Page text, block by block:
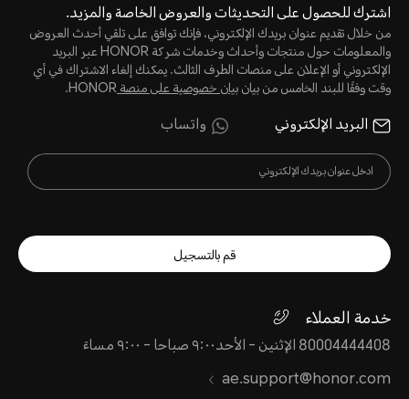
اشترك للحصول على التحديثات والعروض الخاصة والمزيد.
من خلال تقديم عنوان بريدك الإلكتروني، فإنك توافق على تلقي أحدث العروض
والمعلومات حول منتجات وأحداث وخدمات شركة HONOR عبر البريد
الإلكتروني أو الإعلان على منصات الطرف الثالث. يمكنك إلغاء الاشتراك في أي
وقت وفقًا للبند الخامس من بيانبيان خصوصية على منصةHONOR.
البريد الإلكتروني واتساب
قم بالتسجيل
خدمة العملاء
80004444408 الإثنين - الأحد٩:٠٠ صباحا - ٩:٠٠ مساءً
ae.support@honor.com